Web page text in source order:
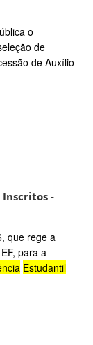
o
de
de Auxílio
Inscritos -
que rege a
para a
Estudantil